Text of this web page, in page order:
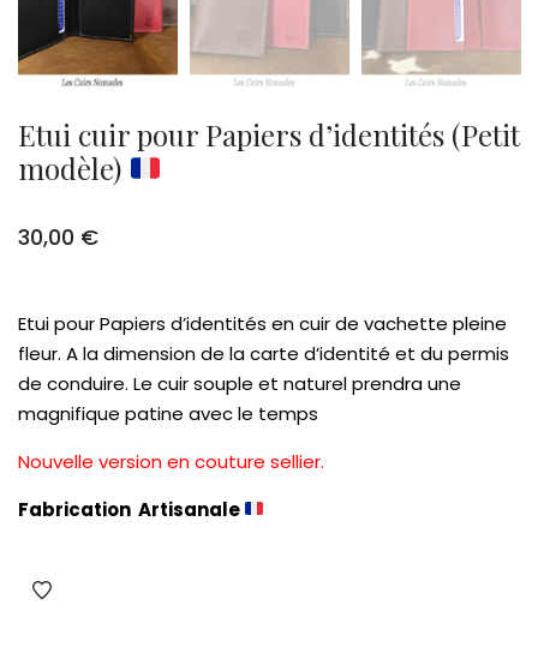
Etui cuir pour Papiers d’identités (Petit
modèle)
30,00 €
Etui pour Papiers d’identités en cuir de vachette pleine
fleur. A la dimension de la carte d’identité et du permis
de conduire. Le cuir souple et naturel prendra une
magnifique patine avec le temps
Nouvelle version en couture sellier.
Fabrication Artisanale